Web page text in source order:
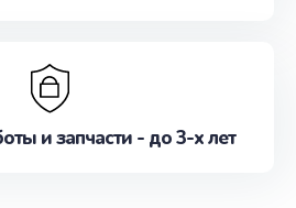
и запчасти - до 3-х лет